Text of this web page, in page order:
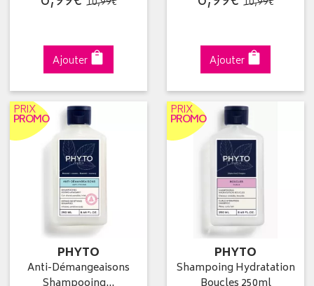
Ajouter Ajouter
PRIX
PROMO
PHYTO
Anti-Démangeaisons
PRIX
PROMO
PHYTO
Shampoing Hydratation